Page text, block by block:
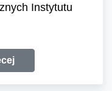
Instytutu